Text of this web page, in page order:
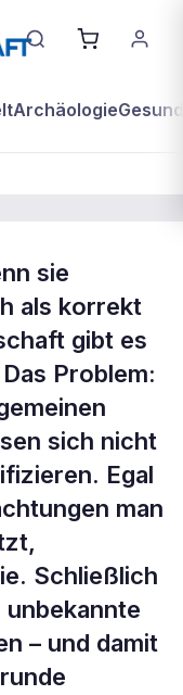
Archäologie
sie
als korrekt
gibt es
Problem:
sich nicht
Egal
man
Schließlich
– und damit